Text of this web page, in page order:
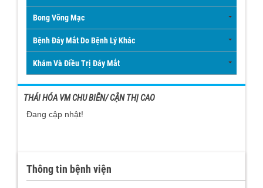
Bong Võng Mạc
Bệnh Đáy Mắt Do Bệnh Lý Khác
Khám Và Điều Trị Đáy Mắt
THÁI HÓA VM CHU BIÊN/ CẬN THỊ CAO
Đang cập nhật!
Thông tin bệnh viện